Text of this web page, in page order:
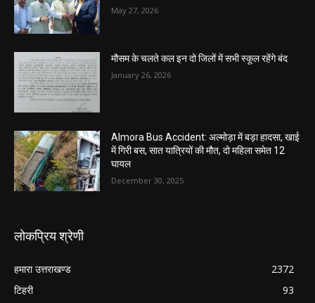
May 27, 2026
मौसम के चलते कल इन दो जिलों में सभी स्कूल रहेंगे बंद
January 26, 2026
Almora Bus Accident: अल्मोड़ा में बड़ा हादसा, खाई
में गिरी बस, सात यात्रियों की मौत, दो महिला समेत 12
घायल
December 30, 2025
लोकप्रिय श्रेणी
हमारा उत्तराखण्ड
2372
टिहरी
93